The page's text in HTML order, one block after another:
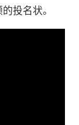
投名状。